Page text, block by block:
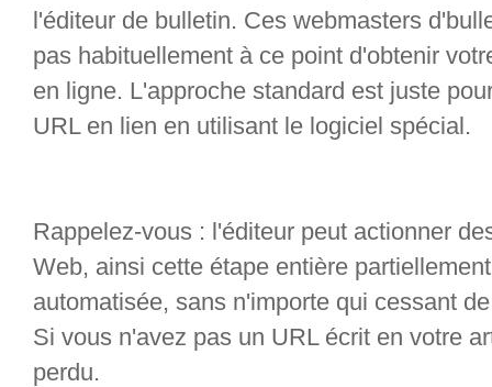
l'éditeur de bulletin. Ces webmasters
pas habituellement à ce point d'obtenir
en ligne. L'approche standard est juste
URL en lien en utilisant le logiciel spécial.
Rappelez-vous : l'éditeur peut actionner
Web, ainsi cette étape entière
automatisée, sans n'importe qui cessant
Si vous n'avez pas un URL écrit en votre
perdu.